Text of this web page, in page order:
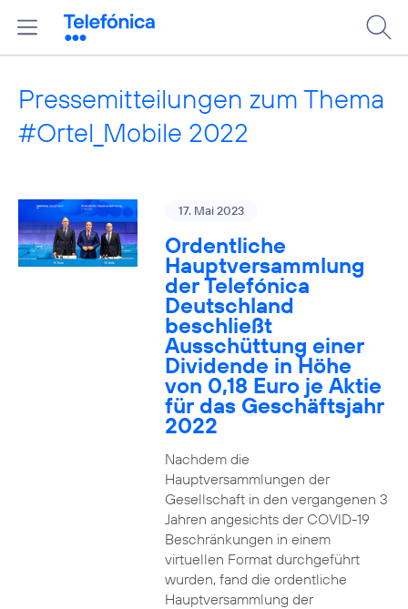
Pressemitteilungen zum Thema
#Ortel_Mobile 2022
17. Mai 2023
Ordentliche
Hauptversammlung
der Telefónica
Deutschland
beschließt
Ausschüttung einer
Dividende in Höhe
von 0,18 Euro je Aktie
für das Geschäftsjahr
2022
Nachdem die
Hauptversammlungen der
Gesellschaft in den vergangenen 3
Jahren angesichts der COVID-19
Beschränkungen in einem
virtuellen Format durchgeführt
wurden, fand die ordentliche
Hauptversammlung der